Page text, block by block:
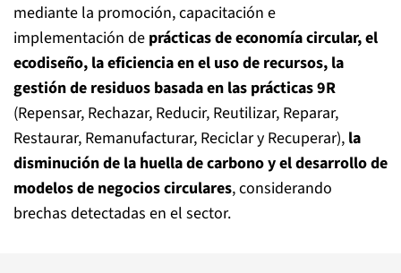
mediante la promoción, capacitación e
implementación de prácticas de economía circular, el
ecodiseño, la eficiencia en el uso de recursos, la
gestión de residuos basada en las prácticas 9R
(Repensar, Rechazar, Reducir, Reutilizar, Reparar,
Restaurar, Remanufacturar, Reciclar y Recuperar), la
disminución de la huella de carbono y el desarrollo de
modelos de negocios circulares, considerando
brechas detectadas en el sector.